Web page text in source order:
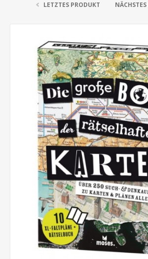
LETZTES PRODUKT